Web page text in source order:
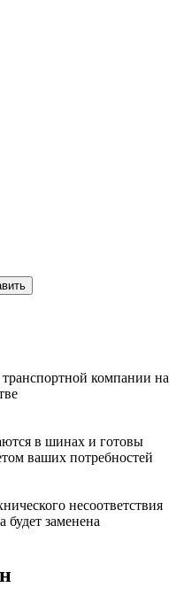
компании на
в шинах и готовы
ваших потребностей
несоответствия
будет заменена